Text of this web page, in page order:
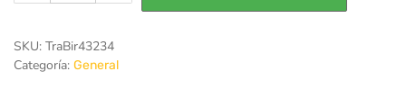
tu
ritmo
SKU: TraBir43234
Categoría: General